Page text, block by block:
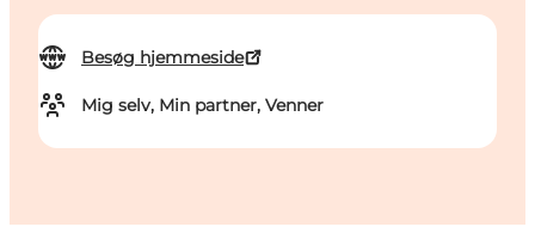
Besøg hjemmeside
Mig selv, Min partner, Venner